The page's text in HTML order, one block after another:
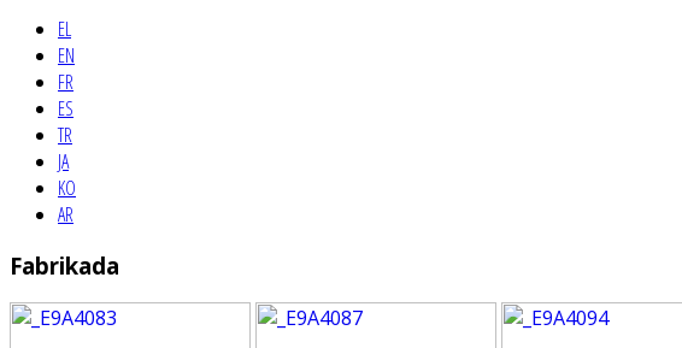
EL
EN
FR
ES
TR
JA
KO
AR
Fabrikada